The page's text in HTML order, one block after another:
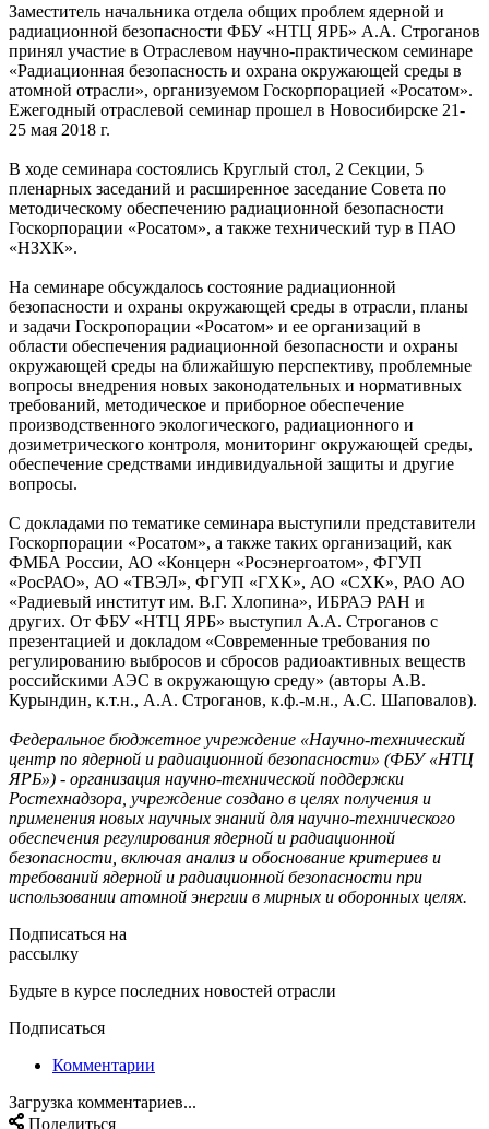
Заместитель начальника отдела общих проблем ядерной и
радиационной безопасности ФБУ «НТЦ ЯРБ» А.А. Строганов
принял участие в Отраслевом научно-практическом семинаре
«Радиационная безопасность и охрана окружающей среды в
атомной отрасли», организуемом Госкорпорацией «Росатом».
Ежегодный отраслевой семинар прошел в Новосибирске 21-
25 мая 2018 г.
В ходе семинара состоялись Круглый стол, 2 Секции, 5
пленарных заседаний и расширенное заседание Совета по
методическому обеспечению радиационной безопасности
Госкорпорации «Росатом», а также технический тур в ПАО
«НЗХК».
На семинаре обсуждалось состояние радиационной
безопасности и охраны окружающей среды в отрасли, планы
и задачи Госкропорации «Росатом» и ее организаций в
области обеспечения радиационной безопасности и охраны
окружающей среды на ближайшую перспективу, проблемные
вопросы внедрения новых законодательных и нормативных
требований, методическое и приборное обеспечение
производственного экологического, радиационного и
дозиметрического контроля, мониторинг окружающей среды,
обеспечение средствами индивидуальной защиты и другие
вопросы.
С докладами по тематике семинара выступили представители
Госкорпорации «Росатом», а также таких организаций, как
ФМБА России, АО «Концерн «Росэнергоатом», ФГУП
«РосРАО», АО «ТВЭЛ», ФГУП «ГХК», АО «СХК», РАО АО
«Радиевый институт им. В.Г. Хлопина», ИБРАЭ РАН и
других. От ФБУ «НТЦ ЯРБ» выступил А.А. Строганов с
презентацией и докладом «Современные требования по
регулированию выбросов и сбросов радиоактивных веществ
российскими АЭС в окружающую среду» (авторы А.В.
Курындин, к.т.н., А.А. Строганов, к.ф.-м.н., А.С. Шаповалов).
Федеральное бюджетное учреждение «Научно-технический
центр по ядерной и радиационной безопасности» (ФБУ «НТЦ
ЯРБ») - организация научно-технической поддержки
Ростехнадзора, учреждение создано в целях получения и
применения новых научных знаний для научно-технического
обеспечения регулирования ядерной и радиационной
безопасности, включая анализ и обоснование критериев и
требований ядерной и радиационной безопасности при
использовании атомной энергии в мирных и оборонных целях.
Подписаться на
рассылку
Будьте в курсе последних новостей отрасли
Подписаться
Комментарии
Загрузка комментариев...
Поделиться